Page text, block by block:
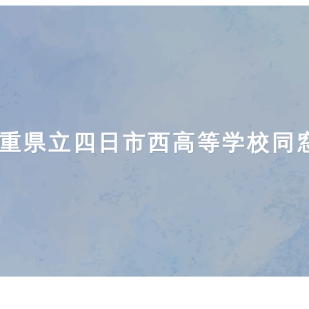
県立四日市西高等学校同